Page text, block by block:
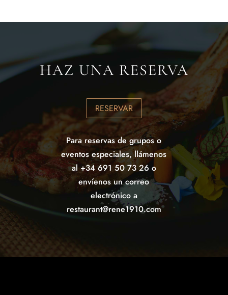
HAZ UNA RESERVA
RESERVAR
Para reservas de grupos o
eventos especiales, llámenos
al +34 691 50 73 26 o
envíenos un correo
electrónico a
restaurant@rene1910.com